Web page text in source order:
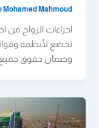
Mohamed Mahmoud
اجراءات الزواج من
تخضع لأنظمة
وضمان حقوق جميع